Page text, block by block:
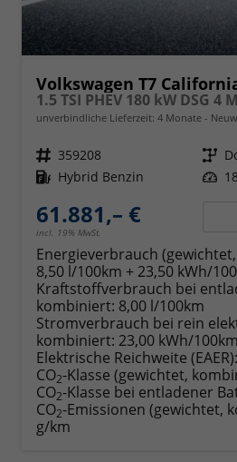
Volkswagen T7
unverbindliche Lieferzeit: 4 Monate
Fahrzeugnr. 359208 Getriebe
Kraftstoff Hybrid Benzin Leistung
61.881,– €
incl. 19% MwSt.
Energieverbrauch
8,50 l/100km + 23,50 kWh/
Kraftstoffverbrauch bei
kombiniert: 8,00 l/100km
Stromverbrauch bei rein
kombiniert: 23,00 kWh/100km
Elektrische Reichweite (EAER):
CO2-Klasse (gewichtet,
CO2-Klasse bei entladener
CO2-Emissionen (gewichtet,
g/km